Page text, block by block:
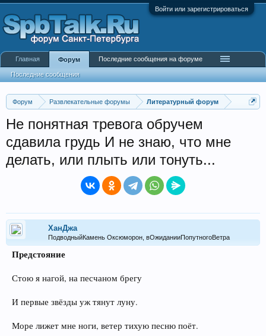
Войти или зарегистрироваться
Форум Развлекательные форумы Литературный форум
Не понятная тревога обручем
сдавила грудь И не знаю, что мне
делать, или плыть или тонуть...
ХанДжа
ПодводныйКамень Оксюморон, вОжиданииПопутногоВетра
Предстояние
Стою я нагой, на песчаном брегу
И первые звёзды уж тянут луну.
Море лижет мне ноги, ветер тихую песню поёт.
Главная Форум
Последние сообщения
Последние сообщения на форуме